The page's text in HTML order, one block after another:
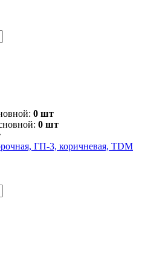
0 шт
0 шт
ГП-3, коричневая, TDM